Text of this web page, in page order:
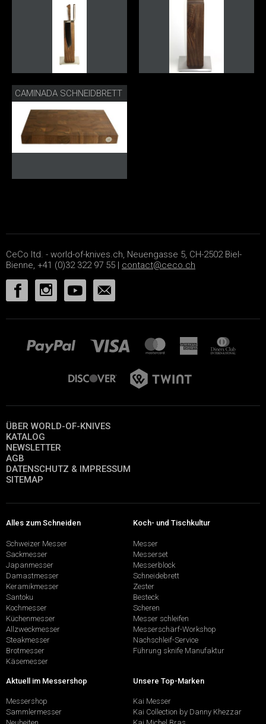
CAMINADA SCHNEIDBRETT
CeCo ltd. - world-of-knives.ch, Neuengasse 5, CH-2502 Biel-
Bienne, +41 (0)32 322 97 55 | contact@ceco.ch
ÜBER WORLD-OF-KNIVES
KATALOG
NEWSLETTER
AGB
DATENSCHUTZ & IMPRESSUM
SITEMAP
Alles zum Schneiden
Schweizer Messer
Sackmesser
Japanmesser
Damastmesser
Keramikmesser
Santoku
Kochmesser
Küchenmesser
Allzweckmesser
Steakmesser
Brotmesser
Käsemesser
Koch- und Tischkultur
Messer
Messerset
Messerblock
Schneidebrett
Zester
Besteck
Scheren
Messer schleifen
Messerschärf-Workshop
Nachschleif-Service
Führung sknife Manufaktur
Aktuell im Messershop
Messershop
Sammlermesser
Unsere Top-Marken
Kai Messer
Kai Collection by Danny Khezzar